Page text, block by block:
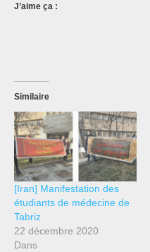
J’aime ça :
Similaire
[Iran] Manifestation des
étudiants de médecine de
Tabriz
22 décembre 2020
Dans